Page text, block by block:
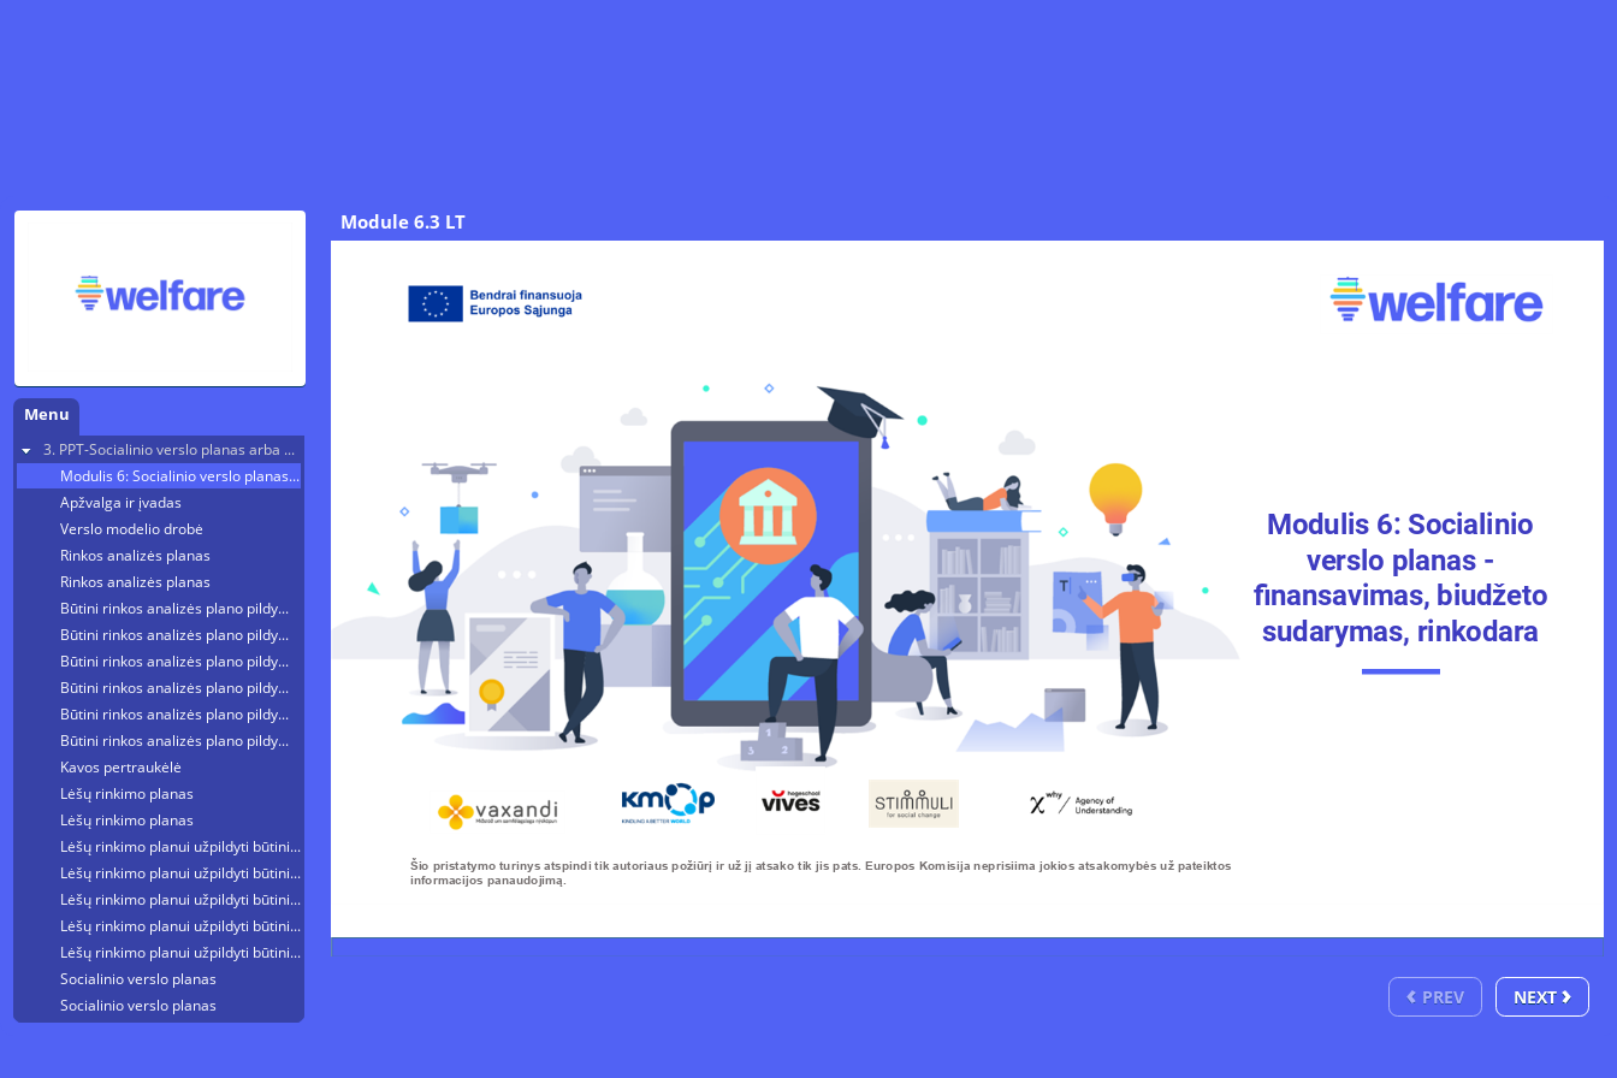
Modulis 6: Socialinio
verslo planas -
finansavimas, biudžeto
sudarymas, rinkodara
Šio pristatymo turinys atspindi tik autoriaus požiūrį ir už jį atsako tik jis pats. Europos Komisija neprisiima jokios atsakomybės už pateiktos
Modulis 6: Socialinio
verslo planas -
fnansavimas, biudžeto
sudarymas, rinkodara
PREV NEXT
Menu
3. PPT-Socialinio verslo planas arba projektas
Modulis 6: Socialinio verslo planas - finansavimas, biudžeto sudarymas, rinkodara
Apžvalga ir įvadas
Verslo modelio drobė
Rinkos analizės planas
Rinkos analizės planas
Būtini rinkos analizės plano pildymo žingsniai
Būtini rinkos analizės plano pildymo žingsniai
Būtini rinkos analizės plano pildymo žingsniai
Būtini rinkos analizės plano pildymo žingsniai
Būtini rinkos analizės plano pildymo žingsniai
Būtini rinkos analizės plano pildymo žingsniai
Kavos pertraukėlė
Lėšų rinkimo planas
Lėšų rinkimo planas
Lėšų rinkimo planui užpildyti būtini žingsniai
Lėšų rinkimo planui užpildyti būtini žingsniai
Lėšų rinkimo planui užpildyti būtini žingsniai
Lėšų rinkimo planui užpildyti būtini žingsniai
Lėšų rinkimo planui užpildyti būtini žingsniai
Socialinio verslo planas
Socialinio verslo planas
Module 6.3 LT